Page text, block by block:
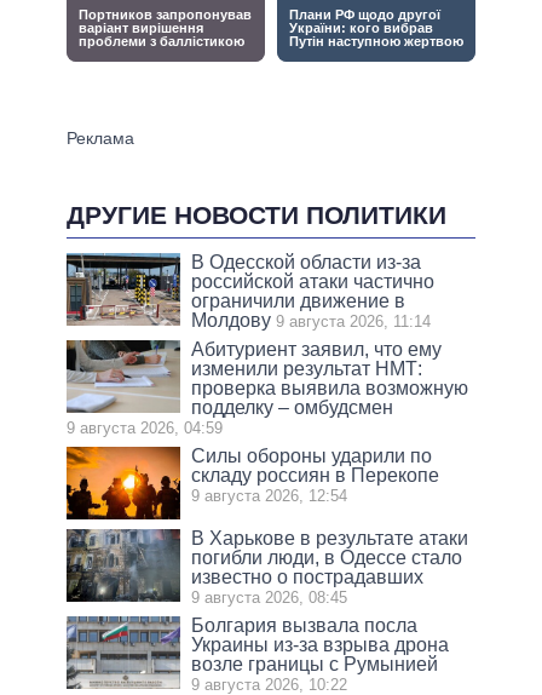
ДРУГИЕ НОВОСТИ ПОЛИТИКИ
В Одесской области из-за
российской атаки частично
ограничили движение в
Молдову 9 августа 2026, 11:14
Абитуриент заявил, что ему
изменили результат НМТ:
проверка выявила возможную
подделку – омбудсмен
9 августа 2026, 04:59
Силы обороны ударили по
складу россиян в Перекопе
9 августа 2026, 12:54
В Харькове в результате атаки
погибли люди, в Одессе стало
известно о пострадавших
9 августа 2026, 08:45
Болгария вызвала посла
Украины из-за взрыва дрона
возле границы с Румынией
9 августа 2026, 10:22